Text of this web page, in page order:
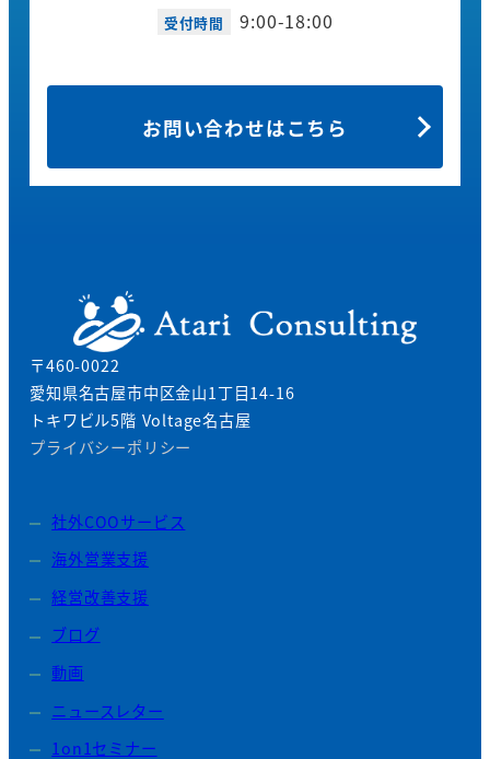
受付時間 9:00-18:00
お問い合わせはこちら
〒460-0022
愛知県名古屋市中区金山1丁目14-16
トキワビル5階 Voltage名古屋
プライバシーポリシー
社外COOサービス
海外営業支援
経営改善支援
ブログ
動画
ニュースレター
1on1セミナー